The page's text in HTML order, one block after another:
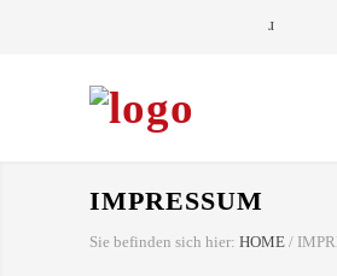
IMPRESSUM
Sie befinden sich hier: HOME /